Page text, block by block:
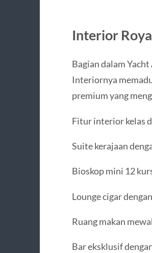
Interior
Bagian dalam
Interiornya
premium yang
Fitur interior kelas
Suite kerajaan
Bioskop mini 12
Lounge cigar
Ruang makan
Bar eksklusif